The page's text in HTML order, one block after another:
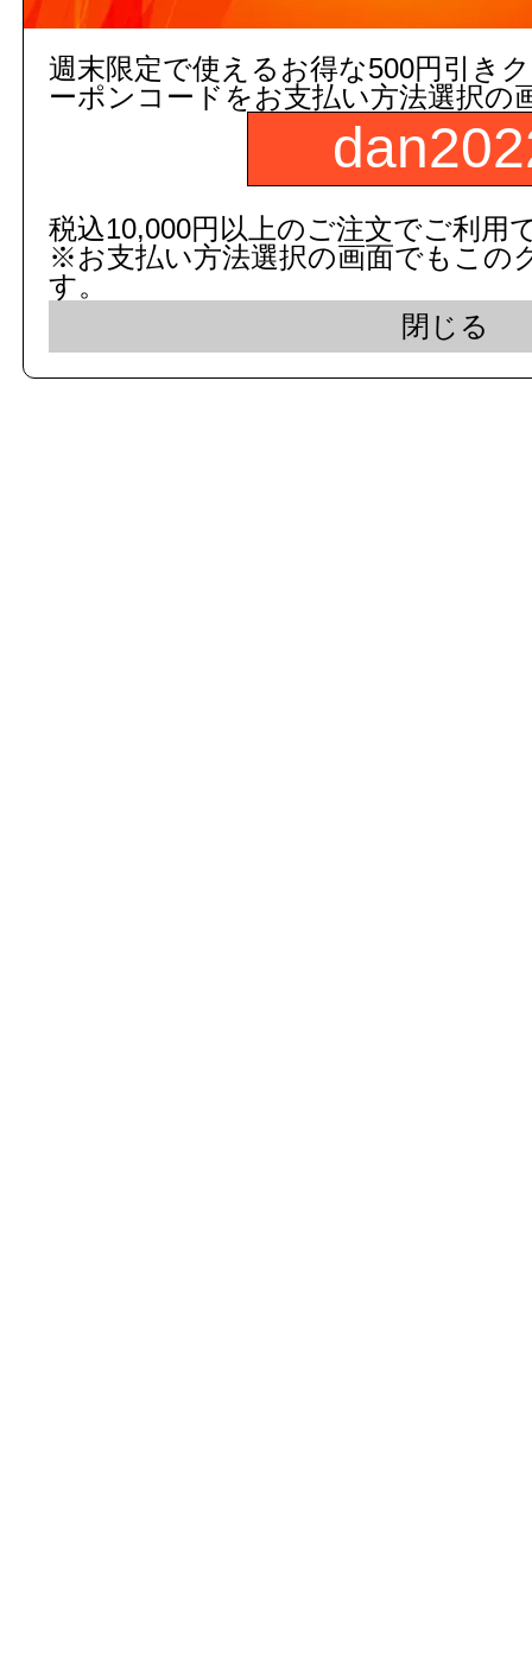
c 2015 dandorie.com All
表示モード： モバ
週末限定で使えるお得な500円引き
ーポンコードをお支払い方法選択の
税込10,000円以上のご注文でご利用
※お支払い方法選択の画面でもこの
す。
閉じる